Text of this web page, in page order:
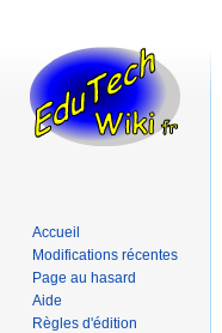
Accueil
Modifications récentes
Page au hasard
Aide
Règles d'édition